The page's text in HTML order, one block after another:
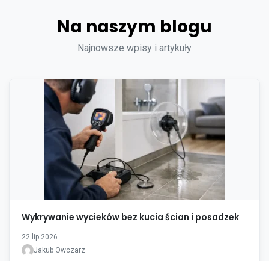
Na naszym blogu
Najnowsze wpisy i artykuły
Wykrywanie wycieków bez kucia ścian i posadzek
22 lip 2026
Jakub Owczarz